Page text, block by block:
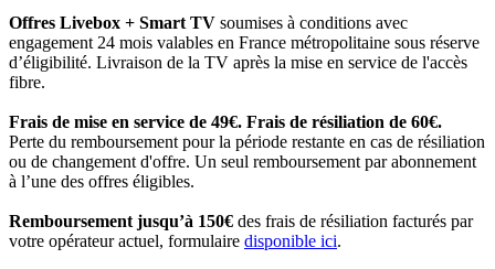
Offres Livebox + Smart TV soumises à conditions avec
engagement 24 mois valables en France métropolitaine sous réserve
d’éligibilité. Livraison de la TV après la mise en service de l'accès
fibre.
Frais de mise en service de 49€. Frais de résiliation de 60€.
Perte du remboursement pour la période restante en cas de résiliation
ou de changement d'offre. Un seul remboursement par abonnement
à l’une des offres éligibles.
Remboursement jusqu’à 150€ des frais de résiliation facturés par
votre opérateur actuel, formulaire disponible ici.